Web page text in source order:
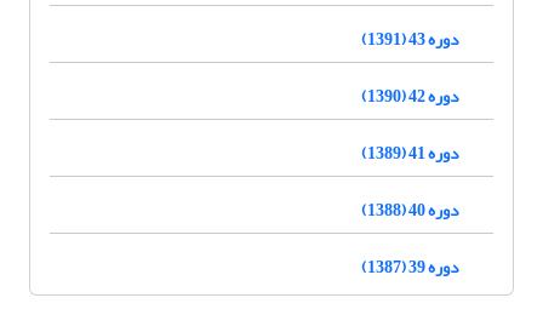
دوره 43 (1391)
دوره 42 (1390)
دوره 41 (1389)
دوره 40 (1388)
دوره 39 (1387)